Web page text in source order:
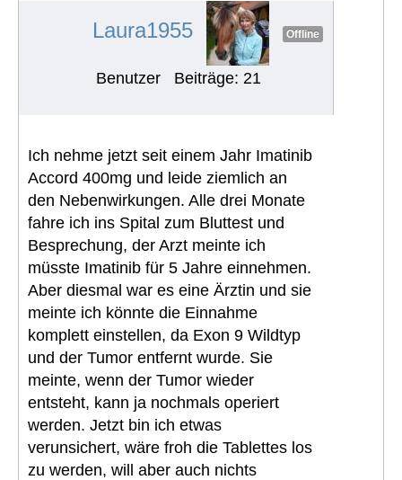
Laura1955 Offline
Benutzer Beiträge: 21
Ich nehme jetzt seit einem Jahr Imatinib
Accord 400mg und leide ziemlich an
den Nebenwirkungen. Alle drei Monate
fahre ich ins Spital zum Bluttest und
Besprechung, der Arzt meinte ich
müsste Imatinib für 5 Jahre einnehmen.
Aber diesmal war es eine Ärztin und sie
meinte ich könnte die Einnahme
komplett einstellen, da Exon 9 Wildtyp
und der Tumor entfernt wurde. Sie
meinte, wenn der Tumor wieder
entsteht, kann ja nochmals operiert
werden. Jetzt bin ich etwas
verunsichert, wäre froh die Tablettes los
zu werden, will aber auch nichts